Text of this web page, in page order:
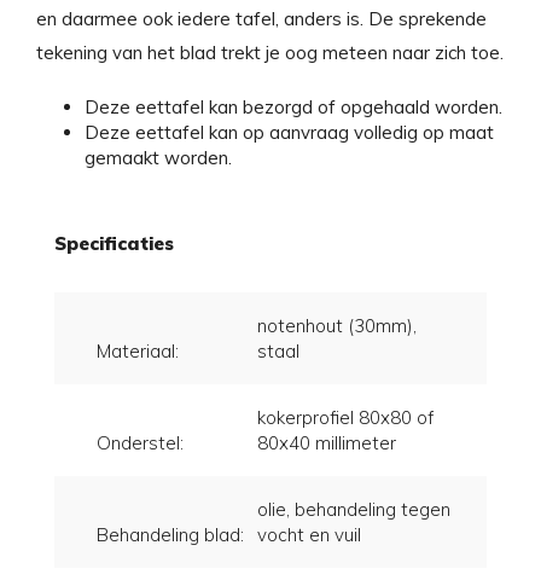
en daarmee ook iedere tafel, anders is. De sprekende
tekening van het blad trekt je oog meteen naar zich toe.
Deze eettafel kan bezorgd of opgehaald worden.
Deze eettafel kan op aanvraag volledig op maat
gemaakt worden.
Specificaties
Materiaal:
notenhout (30mm),
staal
Onderstel:
kokerprofiel 80x80 of
80x40 millimeter
Behandeling blad:
olie, behandeling tegen
vocht en vuil